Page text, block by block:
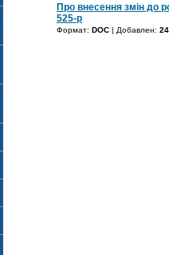
Про внесення змін до
525-р
Формат: DOC | Добавлен: